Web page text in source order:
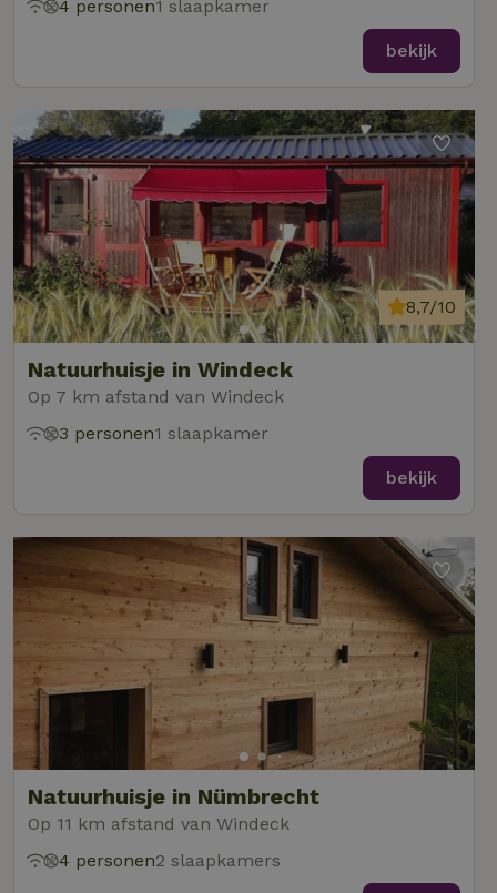
4 personen1 slaapkamer
bekijk
Natuurhuisje in Windeck
Op 7 km afstand van Windeck
8,7/10
3 personen1 slaapkamer
bekijk
Natuurhuisje in Nümbrecht
Op 11 km afstand van Windeck
4 personen2 slaapkamers